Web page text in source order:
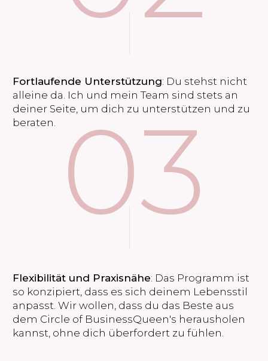
Fortlaufende Unterstützung: Du stehst nicht
alleine da. Ich und mein Team sind stets an
deiner Seite, um dich zu unterstützen und zu
beraten.
03
Flexibilität und Praxisnähe: Das Programm ist
so konzipiert, dass es sich deinem Lebensstil
anpasst. Wir wollen, dass du das Beste aus
dem Circle of BusinessQueen's herausholen
kannst, ohne dich überfordert zu fühlen.